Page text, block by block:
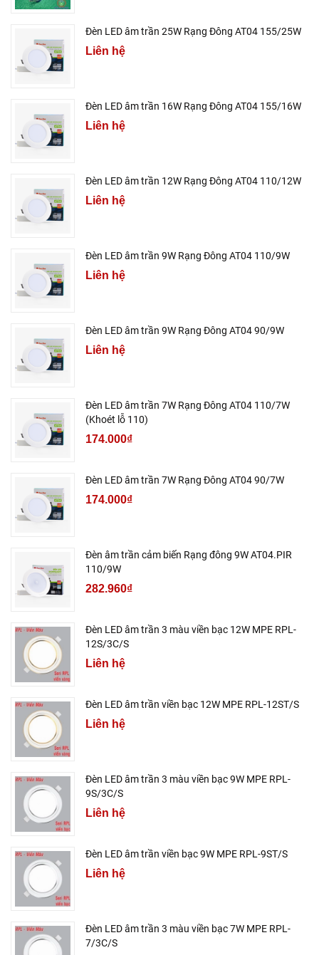
Đèn LED âm trần 25W Rạng Đông AT04 155/25W
Liên hệ
Đèn LED âm trần 16W Rạng Đông AT04 155/16W
Liên hệ
Đèn LED âm trần 12W Rạng Đông AT04 110/12W
Liên hệ
Đèn LED âm trần 9W Rạng Đông AT04 110/9W
Liên hệ
Đèn LED âm trần 9W Rạng Đông AT04 90/9W
Liên hệ
Đèn LED âm trần 7W Rạng Đông AT04 110/7W
(Khoét lỗ 110)
174.000₫
Đèn LED âm trần 7W Rạng Đông AT04 90/7W
174.000₫
Đèn âm trần cảm biến Rạng đông 9W AT04.PIR
110/9W
282.960₫
Đèn LED âm trần 3 màu viền bạc 12W MPE RPL-
12S/3C/S
Liên hệ
Đèn LED âm trần viền bạc 12W MPE RPL-12ST/S
Liên hệ
Đèn LED âm trần 3 màu viền bạc 9W MPE RPL-
9S/3C/S
Liên hệ
Đèn LED âm trần viền bạc 9W MPE RPL-9ST/S
Liên hệ
Đèn LED âm trần 3 màu viền bạc 7W MPE RPL-
7/3C/S